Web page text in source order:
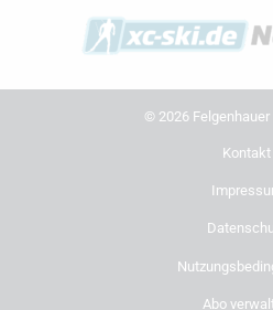
© 2026 Felgenhauer
Kontakt
Abo